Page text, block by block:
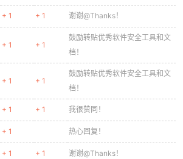
+ 1 + 1 谢谢@Thanks！
+ 1 + 1
鼓励转贴优秀软件安全工具和文
档！
+ 1 + 1
鼓励转贴优秀软件安全工具和文
档！
+ 1 + 1 我很赞同！
+ 1 热心回复！
+ 1 + 1 谢谢@Thanks！